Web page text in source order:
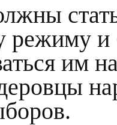
режиму и
им